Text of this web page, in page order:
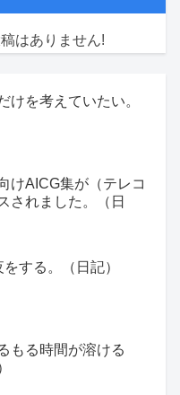
はありません!
けを考えていたい。
けAICG集が（テレコ
されました。（日
する。（日記）
もる時間が溶ける